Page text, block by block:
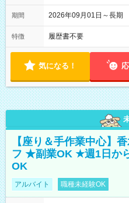
期間 2026年09月01日～長
特徴 履歴書不要
気になる！
【座り＆手作業中心】
フ ★副業OK ★週1日か
OK
アルバイト 職種未経験OK